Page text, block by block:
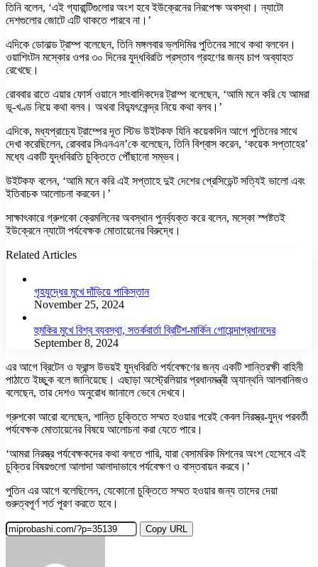
তিনি বলেন, ‘এই গ্যারান্টিগুলোর অংশ হবে ইউক্রেনের নিরপেক্ষ অবস্থা। ন্যাটো
দেশগুলোর জোটে এটি থাকতে পারবে না।’
এদিকে ডোনাল্ড ট্রাম্প বলেছেন, তিনি মঙ্গলবার ভ্লদিমির পুতিনের সাথে কথা বলবেন।
ওয়াশিংটন মস্কোর ওপর ৩০ দিনের যুদ্ধবিরতি প্রস্তাব গ্রহণের জন্য চাপ অব্যাহত
রেখেছে।
রোববার রাতে এয়ার ফোর্স ওয়ানে সাংবাদিকদের ট্রাম্প বলেছেন, ‘আমি মনে করি যে আমরা
ভূ-খণ্ড নিয়ে কথা বলব। অথবা বিদ্যুৎকেন্দ্র নিয়ে কথা বলব।’
এদিকে, মধ্যপ্রাচ্যে ট্রাম্পের দূত স্টিভ উইটকফ যিনি কয়েকদিন আগে পুতিনের সাথে
দেখা করেছিলেন, রোববার সিএনএন’কে বলেছেন, তিনি বিশ্বাস করেন, ‘কয়েক সপ্তাহের’
মধ্যে একটি যুদ্ধবিরতি চুক্তিতে পৌঁছানো সম্ভব।
উইটকফ বলেন, ‘আমি মনে করি এই সপ্তাহে দুই দেশের প্রেসিডেন্ট সত্যিই ভালো এবং
ইতিবাচক আলোচনা করবেন।’
সাক্ষাৎকারে গ্রুশকো ক্রেমলিনের অবস্থান পুনর্ব্যক্ত করে বলেন, মস্কো স্পষ্টতই
ইউক্রেনে ন্যাটো পর্যবেক্ষক মোতায়েনের বিরুদ্ধে।
Related Articles
গৃহযুদ্ধের মুখে দাঁড়িয়ে পাকিস্তান
November 25, 2024
হুমকির মুখে বিশ্ব ব্যবস্থা, সতর্কবার্তা ব্রিটিশ-মার্কিন গোয়েন্দাপ্রধানদের
September 8, 2024
এর আগে ব্রিটেন ও ফ্রান্স উভয়ই যুদ্ধবিরতি পর্যবেক্ষণের জন্য একটি শান্তিরক্ষী বাহিনী
পাঠাতে ইচ্ছুক বলে জানিয়েছে। এছাড়া অস্ট্রেলিয়ার প্রধানমন্ত্রী অ্যান্থনি আলবানিজও
বলেছেন, তার দেশও অনুরোধ জানালে ভেবে দেখবে।
গ্রুশকো আরো বলেছেন, শান্তি চুক্তিতে সম্মত হওয়ার পরেই কেবল নিরস্ত্র-যুদ্ধ পরবর্তী
পর্যবেক্ষক মোতায়েনের বিষয়ে আলোচনা করা যেতে পারে।
‘আমরা নিরস্ত্র পর্যবেক্ষকদের কথা বলতে পারি, যারা বেসামরিক মিশনের অংশ হেসেবে এই
চুক্তির বিষয়গুলো আলাদা আলাদাভাবে পর্যবেক্ষণ ও বাস্তবায়ন করবে।’
পুতিন এর আগে বলেছিলেন, যেকোনো চুক্তিতে সম্মত হওয়ার জন্য তাদের দেয়া
গুরুত্বপূর্ণ শর্ত পূরণ করতে হবে।
Copy URL